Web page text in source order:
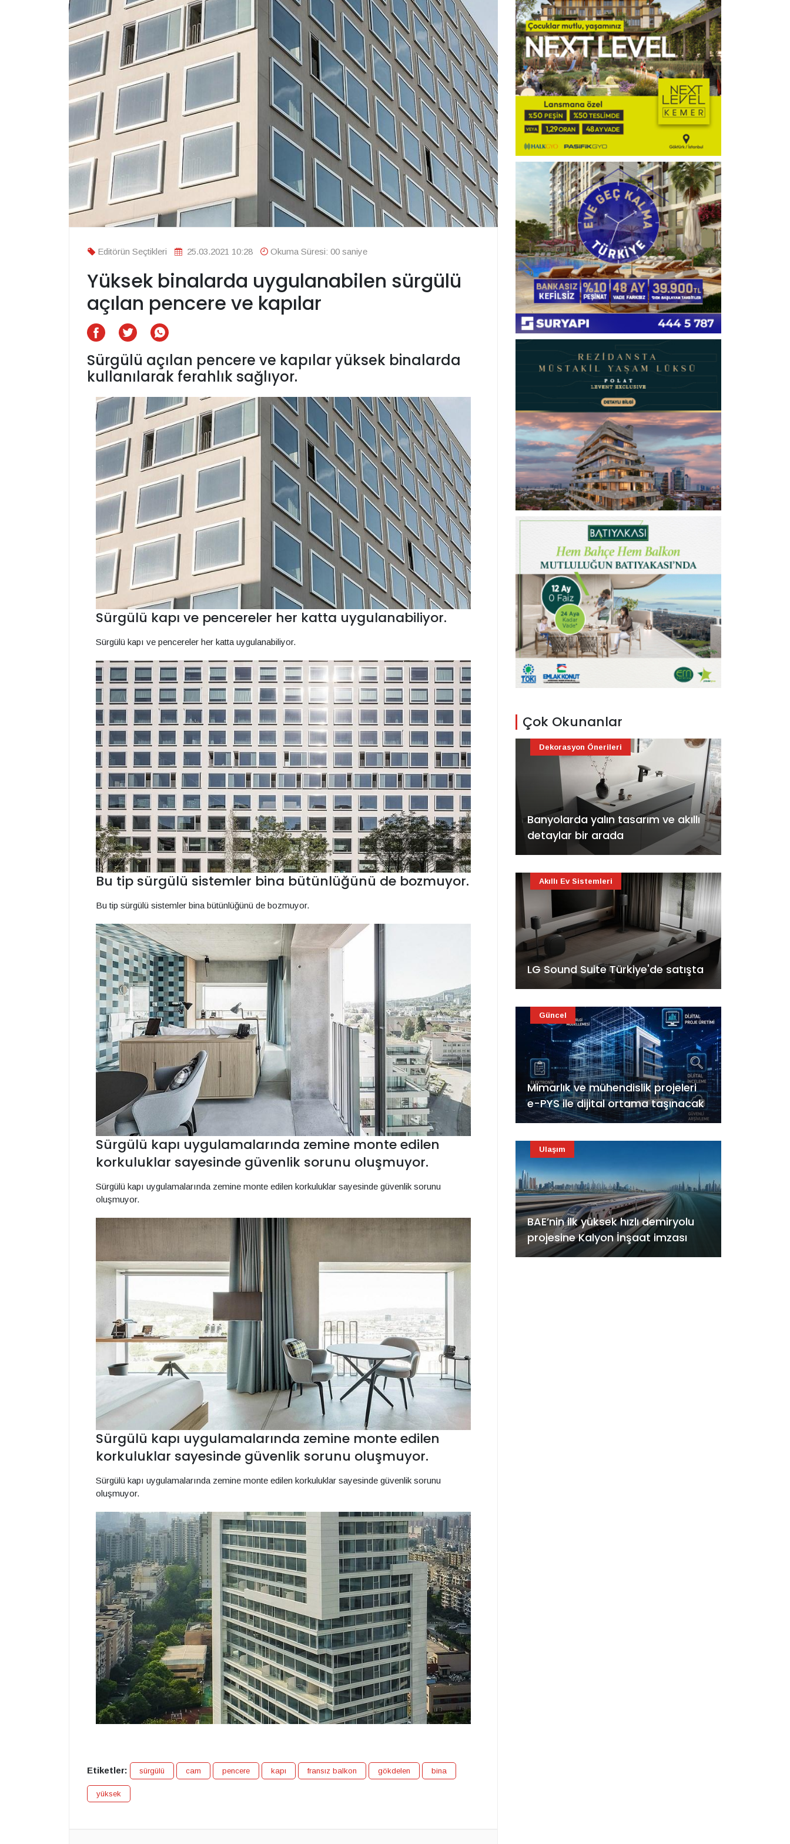
Editörün Seçtikleri 25.03.2021 10:28 Okuma Süresi: 00 saniye
Yüksek binalarda uygulanabilen sürgülü
açılan pencere ve kapılar
Sürgülü açılan pencere ve kapılar yüksek binalarda
kullanılarak ferahlık sağlıyor.
Sürgülü kapı ve pencereler her katta uygulanabiliyor.
Sürgülü kapı ve pencereler her katta uygulanabiliyor.
Bu tip sürgülü sistemler bina bütünlüğünü de bozmuyor.
Bu tip sürgülü sistemler bina bütünlüğünü de bozmuyor.
Sürgülü kapı uygulamalarında zemine monte edilen
korkuluklar sayesinde güvenlik sorunu oluşmuyor.
Sürgülü kapı uygulamalarında zemine monte edilen korkuluklar sayesinde güvenlik sorunu
oluşmuyor.
Sürgülü kapı uygulamalarında zemine monte edilen
korkuluklar sayesinde güvenlik sorunu oluşmuyor.
Sürgülü kapı uygulamalarında zemine monte edilen korkuluklar sayesinde güvenlik sorunu
oluşmuyor.
Etiketler: sürgülü cam pencere kapı fransız balkon gökdelen bina
yüksek
Çok Okunanlar
Banyolarda yalın tasarım ve akıllı
detaylar bir arada
Dekorasyon Önerileri
LG Sound Suite Türkiye'de satışta
Akıllı Ev Sistemleri
Mimarlık ve mühendislik projeleri
e-PYS ile dijital ortama taşınacak
Güncel
BAE’nin ilk yüksek hızlı demiryolu
projesine Kalyon İnşaat imzası
Ulaşım